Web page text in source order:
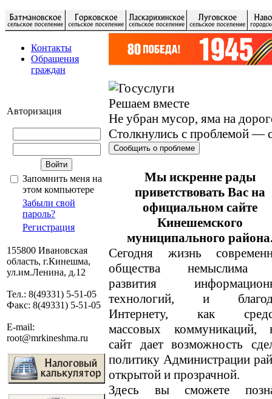
Контакты
Обращения
граждан
Авторизация
Запомнить меня на
этом компьютере
Забыли свой
пароль?
Регистрация
155800 Ивановская
область, г.Кинешма,
ул.им.Ленина, д.12
Тел.: 8(49331) 5-51-05
Факс: 8(49331) 5-51-05
E-mail:
root@mrkineshma.ru
Решаем вместе
Не убран мусор, яма на
Столкнулись с проблемой —
Сообщить о проблеме
Мы искренне рады
приветствовать Вас на
официальном сайте
Кинешемского
муниципального
Сегодня жизнь
общества немыслима
развития
технологий, и
Интернету, как
массовых коммуникаций,
сайт дает возможность
политику Администрации
открытой и прозрачной.
Здесь вы сможете